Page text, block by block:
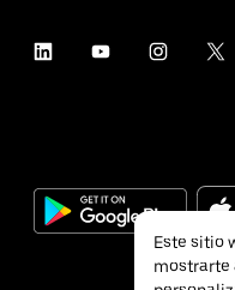
Este sitio
mostrarte